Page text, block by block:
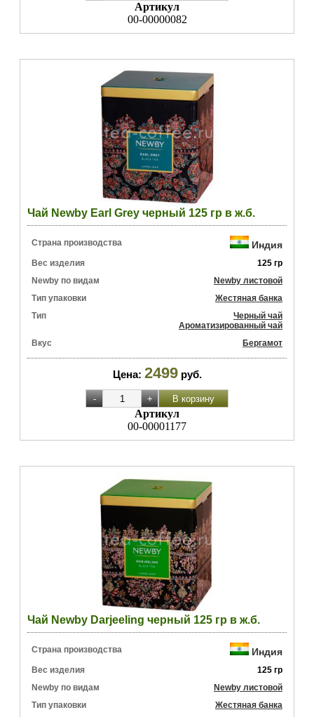
Артикул
00-00000082
Чай Newby Earl Grey черный 125 гр в ж.б.
Страна производства Индия
Вес изделия
125 гр
Newby по видам
Newby листовой
Тип упаковки
Жестяная банка
Тип
Черный чай
Ароматизированный чай
Вкус
Бергамот
Цена: 2499 руб.
Артикул
00-00001177
Чай Newby Darjeeling черный 125 гр в ж.б.
Страна производства Индия
Вес изделия
125 гр
Newby по видам
Newby листовой
Тип упаковки
Жестяная банка